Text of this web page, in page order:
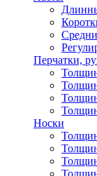
Перчатки,
Носки